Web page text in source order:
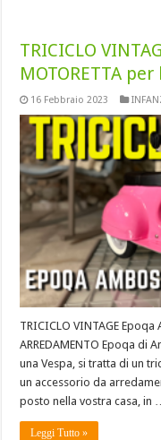
TRICICLO
MOTORETTA
16 Febbraio 2023
TRICICLO VINTAGE
ARREDAMENTO Epoqa di
una Vespa, si tratta di un
un accessorio da
posto nella vostra casa, in …
Leggi Tutto »